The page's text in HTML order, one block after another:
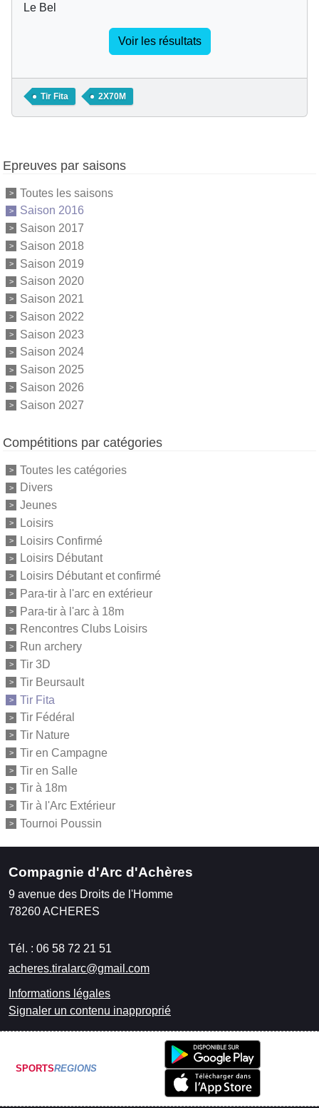
Le Bel
Voir les résultats
Tir Fita 2X70M
Epreuves par saisons
Toutes les saisons
Saison 2016
Saison 2017
Saison 2018
Saison 2019
Saison 2020
Saison 2021
Saison 2022
Saison 2023
Saison 2024
Saison 2025
Saison 2026
Saison 2027
Compétitions par catégories
Toutes les catégories
Divers
Jeunes
Loisirs
Loisirs Confirmé
Loisirs Débutant
Loisirs Débutant et confirmé
Para-tir à l'arc en extérieur
Para-tir à l'arc à 18m
Rencontres Clubs Loisirs
Run archery
Tir 3D
Tir Beursault
Tir Fita
Tir Fédéral
Tir Nature
Tir en Campagne
Tir en Salle
Tir à 18m
Tir à l'Arc Extérieur
Tournoi Poussin
Compagnie d'Arc d'Achères
9 avenue des Droits de l'Homme
78260ACHERES
Tél. : 06 58 72 21 51
acheres.tiralarc@gmail.com
Informations légales
Signaler un contenu inapproprié
SPORTSREGIONS